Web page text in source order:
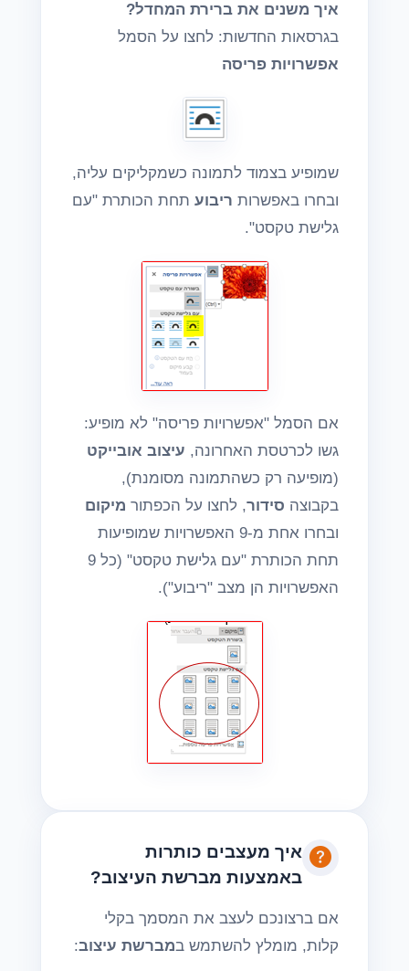
איך משנים את ברירת המחדל?
בגרסאות החדשות: לחצו על הסמל
אפשרויות פריסה
שמופיע בצמוד לתמונה כשמקליקים עליה,
ובחרו באפשרות ריבוע תחת הכותרת "עם
גלישת טקסט".
אם הסמל "אפשרויות פריסה" לא מופיע:
גשו לכרטסת האחרונה, עיצוב אובייקט
(מופיעה רק כשהתמונה מסומנת),
בקבוצה סידור, לחצו על הכפתור מיקום
ובחרו אחת מ-9 האפשרויות שמופיעות
תחת הכותרת "עם גלישת טקסט" (כל 9
האפשרויות הן מצב "ריבוע").
איך מעצבים כותרות
באמצעות מברשת העיצוב?
אם ברצונכם לעצב את המסמך בקלי
קלות, מומלץ להשתמש במברשת עיצוב: